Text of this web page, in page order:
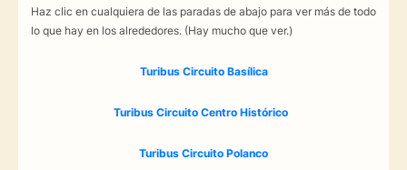
Haz clic en cualquiera de las paradas de abajo para ver más de todo
lo que hay en los alrededores. (Hay mucho que ver.)
Turibus Circuito Basílica
Turibus Circuito Centro Histórico
Turibus Circuito Polanco